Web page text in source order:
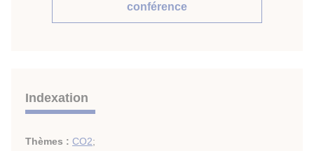
conférence
Indexation
Thèmes : CO2;